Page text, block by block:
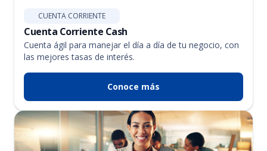
CUENTA CORRIENTE
Cuenta Corriente Cash
Cuenta ágil para manejar el día a día de tu negocio, con
las mejores tasas de interés.
Conoce más